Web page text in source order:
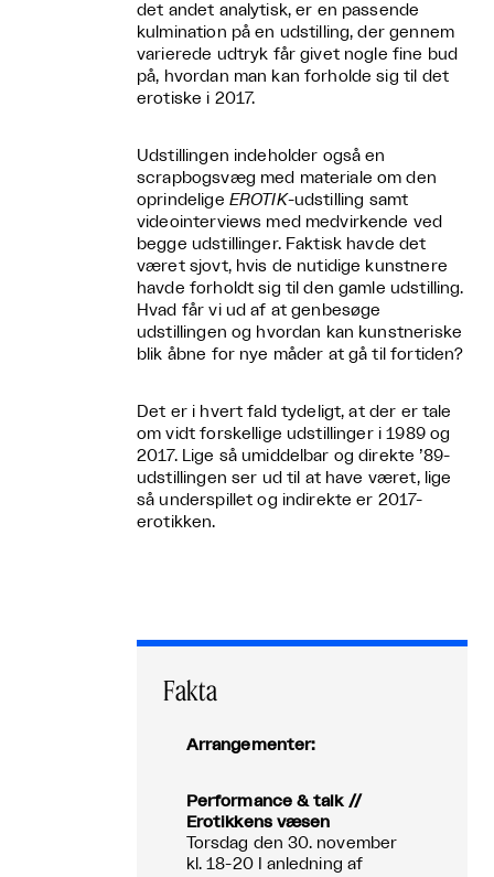
det andet analytisk, er en passende
kulmination på en udstilling, der gennem
varierede udtryk får givet nogle fine bud
på, hvordan man kan forholde sig til det
erotiske i 2017.
Udstillingen indeholder også en
scrapbogsvæg med materiale om den
oprindelige EROTIK-udstilling samt
videointerviews med medvirkende ved
begge udstillinger. Faktisk havde det
været sjovt, hvis de nutidige kunstnere
havde forholdt sig til den gamle udstilling.
Hvad får vi ud af at genbesøge
udstillingen og hvordan kan kunstneriske
blik åbne for nye måder at gå til fortiden?
Det er i hvert fald tydeligt, at der er tale
om vidt forskellige udstillinger i 1989 og
2017. Lige så umiddelbar og direkte ’89-
udstillingen ser ud til at have været, lige
så underspillet og indirekte er 2017-
erotikken.
Fakta
Arrangementer:
Performance & talk //
Erotikkens væsen
Torsdag den 30. november
kl. 18-20 I anledning af